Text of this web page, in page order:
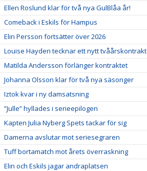
Ellen Roslund klar för två nya GulBlåa år!
Comeback i Eskils för Hampus
Elin Persson fortsätter över 2026
Louise Hayden tecknar ett nytt tvåårskontrakt
Matilda Andersson förlänger kontraktet
Johanna Olsson klar för två nya säsonger
Iztok kvar i ny damsatsning
”Julle” hyllades i serieepilogen
Kapten Julia Nyberg Spets tackar för sig
Damerna avslutar mot seriesegraren
Tuff bortamatch mot årets överraskning
Elin och Eskils jagar andraplatsen